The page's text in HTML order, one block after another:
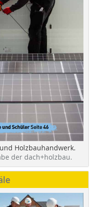
Holzbauhandwerk.
der dach+holzbau.